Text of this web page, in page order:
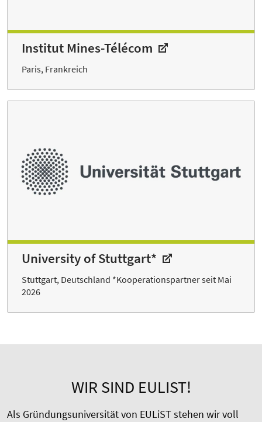
Institut Mines-Télécom
Paris, Frankreich
University of Stuttgart*
Stuttgart, Deutschland *Kooperationspartner seit Mai
2026
WIR SIND EULIST!
Als Gründungsuniversität von EULiST stehen wir voll